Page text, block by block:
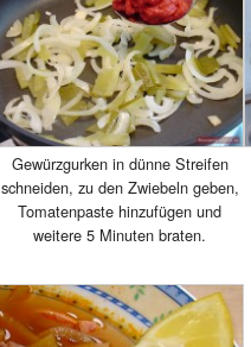
Gewürzgurken in dünne Streifen
schneiden, zu den Zwiebeln geben,
Tomatenpaste hinzufügen und
weitere 5 Minuten braten.